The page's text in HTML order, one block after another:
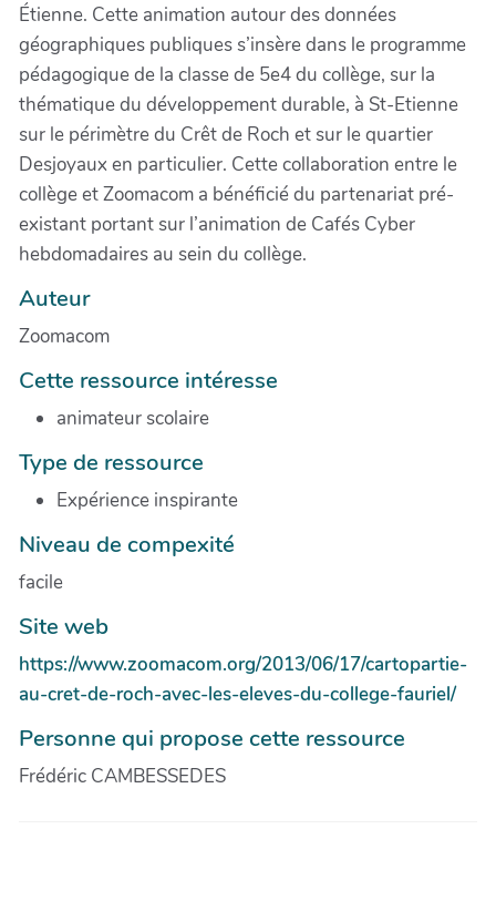
Étienne. Cette animation autour des données
géographiques publiques s’insère dans le programme
pédagogique de la classe de 5e4 du collège, sur la
thématique du développement durable, à St-Etienne
sur le périmètre du Crêt de Roch et sur le quartier
Desjoyaux en particulier. Cette collaboration entre le
collège et Zoomacom a bénéficié du partenariat pré-
existant portant sur l’animation de Cafés Cyber
hebdomadaires au sein du collège.
Auteur
Zoomacom
Cette ressource intéresse
animateur scolaire
Type de ressource
Expérience inspirante
Niveau de compexité
facile
Site web
https://www.zoomacom.org/2013/06/17/cartopartie-
au-cret-de-roch-avec-les-eleves-du-college-fauriel/
Personne qui propose cette ressource
Frédéric CAMBESSEDES